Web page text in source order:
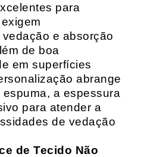
para
e absorção
de boa
em superfícies
abrange
a espessura
para atender a
de vedação
de Tecido Não